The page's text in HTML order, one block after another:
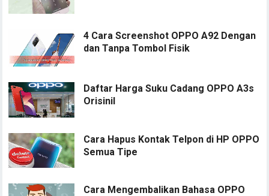
4 Cara Screenshot OPPO A92 Dengan
dan Tanpa Tombol Fisik
Daftar Harga Suku Cadang OPPO A3s
Orisinil
Cara Hapus Kontak Telpon di HP OPPO
Semua Tipe
Cara Mengembalikan Bahasa OPPO